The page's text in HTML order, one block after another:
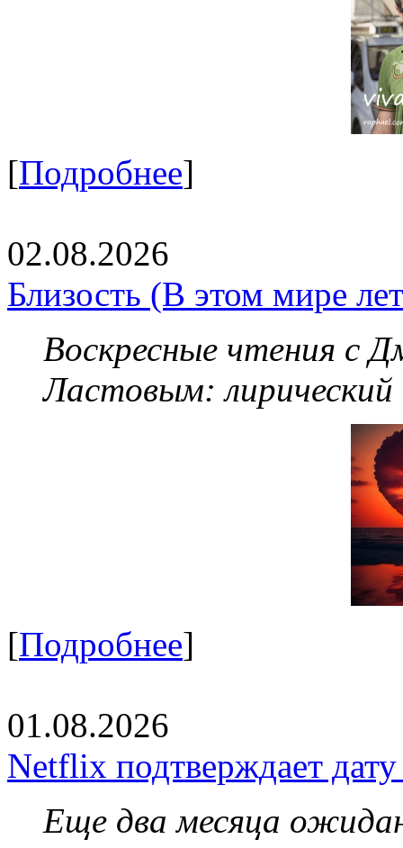
[Подробнее]
02.08.2026
Близость (В этом мире
Воскресные чтения с
Ластовым:
[Подробнее]
01.08.2026
Netflix подтверждает
Еще два месяца